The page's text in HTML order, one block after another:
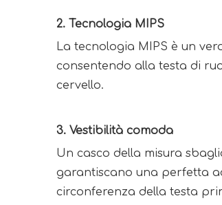
2. Tecnologia MIPS
La tecnologia MIPS è un
consentendo alla testa di
cervello.
3. Vestibilità comoda
Un casco della misura
garantiscano una perfetta
circonferenza della testa